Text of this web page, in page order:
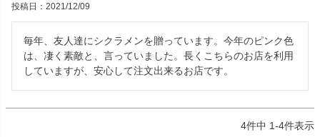
投稿日 2021/12/09
毎年、友人達にシクラメンを贈っています。今年のピンク色
は、凄く素敵と、言っていました。長くこちらのお店を利用
していますが、安心して注文出来るお店です。
4件中 1-4件表示